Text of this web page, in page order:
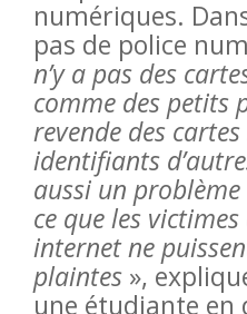
numériques.
pas de police
n’y a pas des
comme des petits
revende des
identifiants
aussi un
ce que les
internet ne
plaintes »,
une étudiante